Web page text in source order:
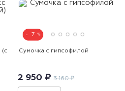
(с
7
Сумочка с гипсофилой
2 950 ₽ 3 160 ₽